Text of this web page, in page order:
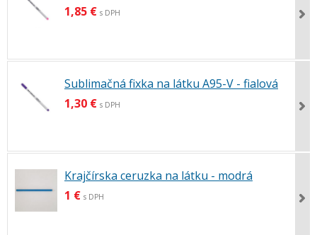
1,85 € s DPH
Sublimačná fixka na látku A95-V - fialová
1,30 € s DPH
Krajčírska ceruzka na látku - modrá
1 € s DPH